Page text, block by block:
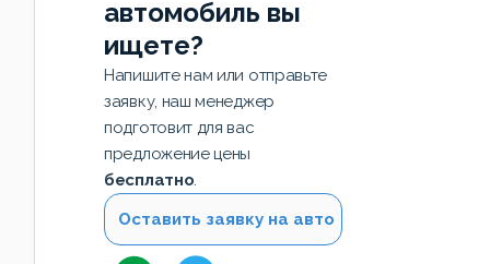
автомобиль вы
ищете?
Напишите нам или отправьте
заявку, наш менеджер
подготовит для вас
предложение цены
бесплатно.
Оставить заявку на авто